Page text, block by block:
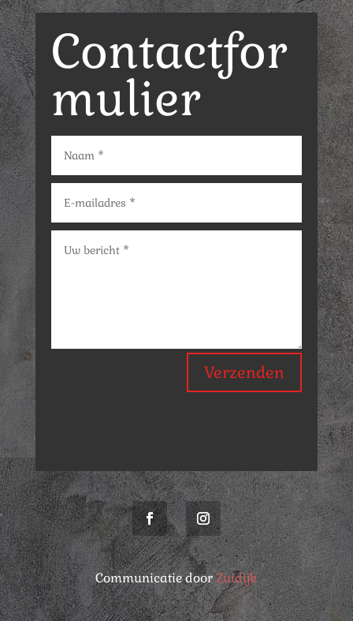
Contactfor
mulier
Verzenden
Communicatie doorZuidijk